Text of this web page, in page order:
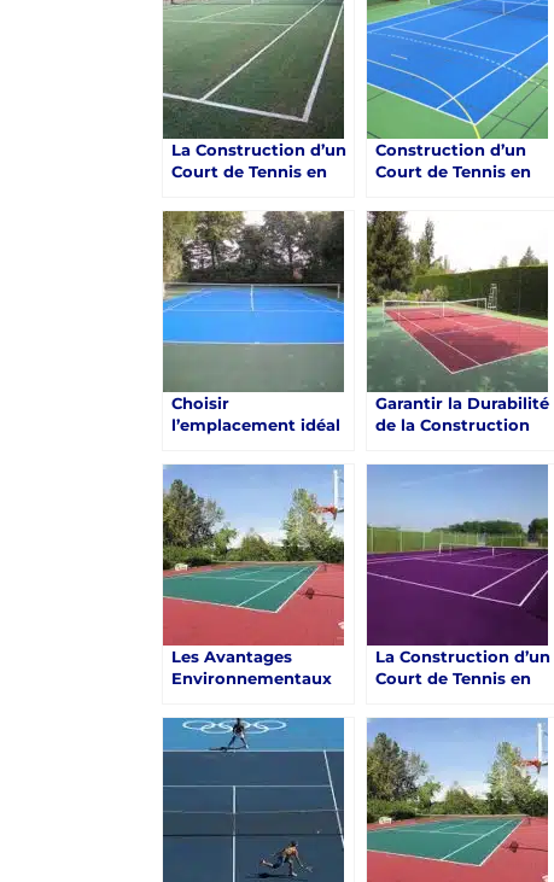
La Construction d’un
Court de Tennis en
Saint-Raphaël Un
Projet Optimisé
Construction d’un
Court de Tennis en
Saint-Raphaël: Un
Projet d’Excellence
Choisir
l’emplacement idéal
d’un court de tennis
en béton poreux à
Saint-Raphaël
Garantir la Durabilité
de la Construction
en Béton Poreux à
Les Avantages
Environnementaux
Poreux pour la
Construction d’un
Saint-Raphaël
La Construction d’un
Court de Tennis en
Saint-Raphaël: Une
Révolution du Jeu